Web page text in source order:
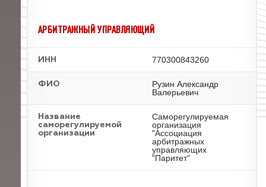
АРБИТРАЖНЫЙ УПРАВЛЯЮЩИЙ
ИНН 770300843260
ФИО
Рузин Александр
Валерьевич
Название
саморегулируемой
организации
Саморегулируемая
организация
"Ассоциация
арбитражных
управляющих
"Паритет"